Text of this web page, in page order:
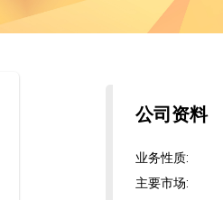
公司资料
业务性质:
主要市场: